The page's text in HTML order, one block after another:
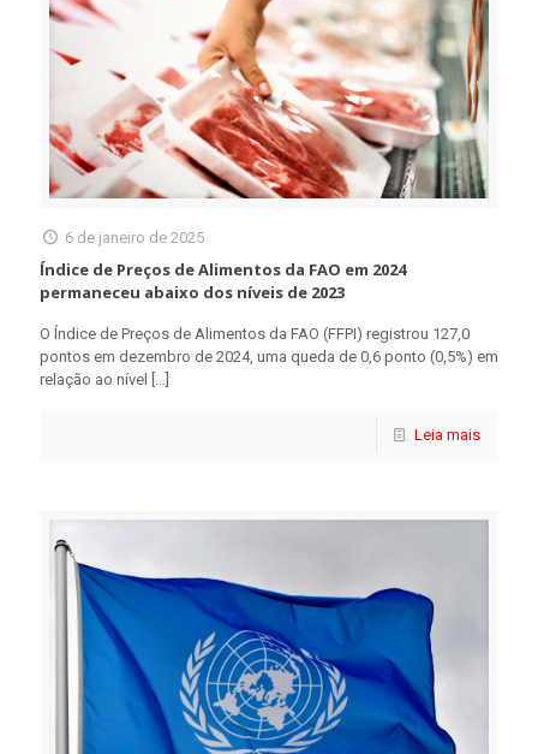
6 de janeiro de 2025
Índice de Preços de Alimentos da FAO em 2024
permaneceu abaixo dos níveis de 2023
O Índice de Preços de Alimentos da FAO (FFPI) registrou 127,0
pontos em dezembro de 2024, uma queda de 0,6 ponto (0,5%) em
relação ao nível […]
Leia mais